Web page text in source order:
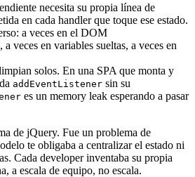
necesita su propia línea de
en cada handler que toque ese estado.
a veces en el DOM
a veces en variables sueltas, a veces en
solos. En una SPA que monta y
addEventListener sin su
es un memory leak esperando a pasar
de jQuery. Fue un problema de
te obligaba a centralizar el estado ni
Cada developer inventaba su propia
a escala de equipo, no escala.